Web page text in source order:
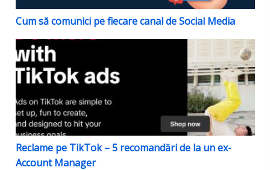
Cum să comunici pe fiecare canal de Social Media
Reclame pe TikTok – 5 recomandări de la un ex-
Reclame pe TikTok – 5 recomandări de la un ex-
Account Manager